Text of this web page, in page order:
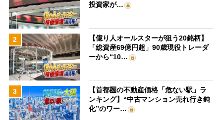
投資家が…
2
【億り人オールスターが狙う20銘柄】
「総資産69億円超」90歳現役トレーダ
ーから“10…
3
【首都圏の不動産価格「危ない駅」ラ
ンキング】“中古マンション売れ行き鈍
化”のワー…